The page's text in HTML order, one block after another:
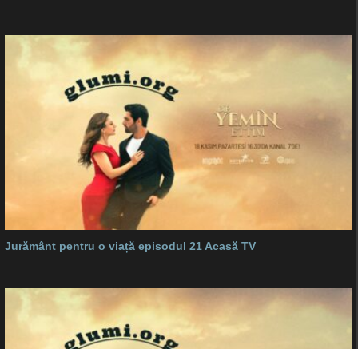
Jurământ pentru o viață episodul 21 Acasă TV